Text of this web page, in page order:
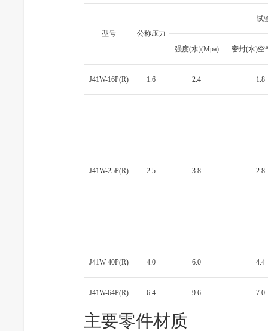
型号 公称压力
试
强度(水)(Mpa) 密封(水)空
J41W-16P(R) 1.6 2.4 1.8
J41W-25P(R) 2.5 3.8 2.8
J41W-40P(R) 4.0 6.0 4.4
J41W-64P(R) 6.4 9.6 7.0
主要零件材质